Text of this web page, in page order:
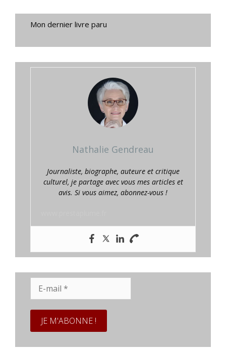
Mon dernier livre paru
Nathalie Gendreau
Journaliste, biographe, auteure et critique
culturel, je partage avec vous mes articles et
avis. Si vous aimez, abonnez-vous !
mail